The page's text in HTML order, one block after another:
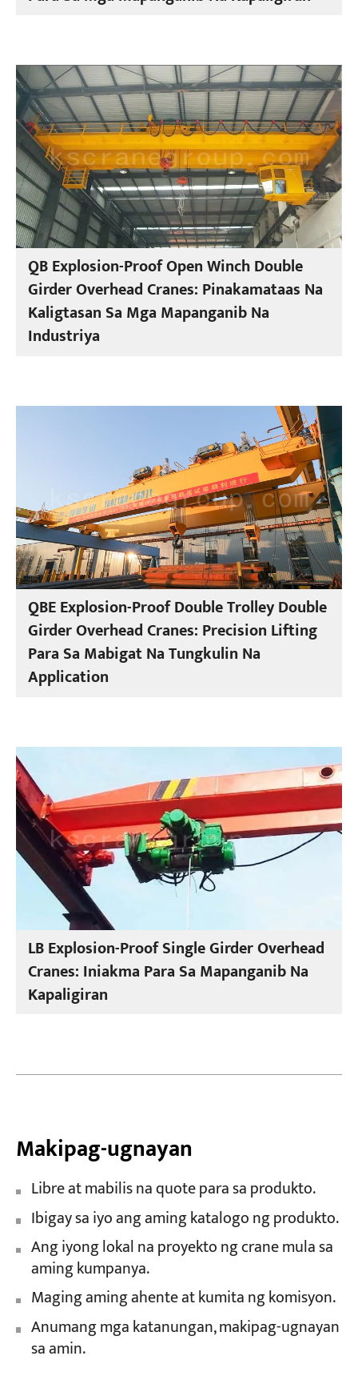
QB Explosion-Proof Open Winch Double
Girder Overhead Cranes: Pinakamataas Na
Kaligtasan Sa Mga Mapanganib Na
Industriya
QBE Explosion-Proof Double Trolley Double
Girder Overhead Cranes: Precision Lifting
Para Sa Mabigat Na Tungkulin Na
Application
LB Explosion-Proof Single Girder Overhead
Cranes: Iniakma Para Sa Mapanganib Na
Kapaligiran
Makipag-ugnayan
Libre at mabilis na quote para sa produkto.
Ibigay sa iyo ang aming katalogo ng produkto.
Ang iyong lokal na proyekto ng crane mula sa
aming kumpanya.
Maging aming ahente at kumita ng komisyon.
Anumang mga katanungan, makipag-ugnayan
sa amin.